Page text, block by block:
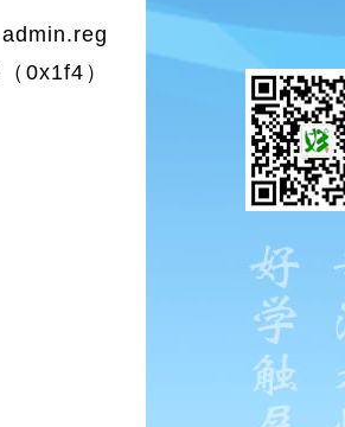
0x1f4）